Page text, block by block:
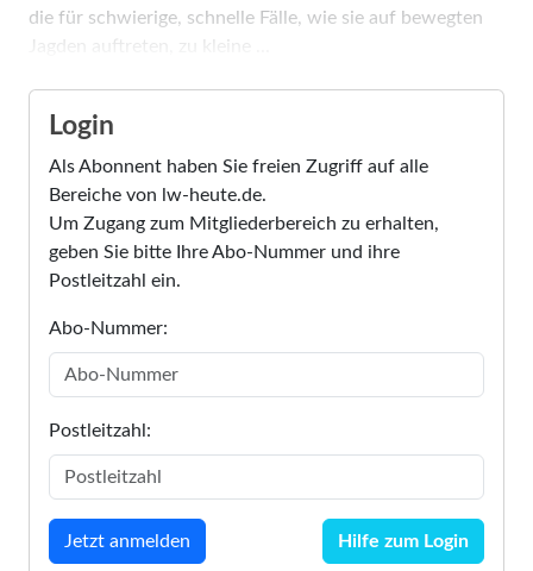
die für schwierige, schnelle Fälle, wie sie auf bewegten
Login
Als Abonnent haben Sie freien Zugriff auf alle
Bereiche von lw-heute.de.
Um Zugang zum Mitgliederbereich zu erhalten,
geben Sie bitte Ihre Abo-Nummer und ihre
Postleitzahl ein.
Abo-Nummer:
Postleitzahl:
Hilfe zum Login